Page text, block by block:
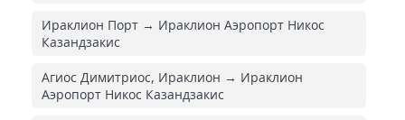
Ираклион Порт → Ираклион Аэропорт Никос
Казандзакис
Агиос Димитриос, Ираклион → Ираклион
Аэропорт Никос Казандзакис